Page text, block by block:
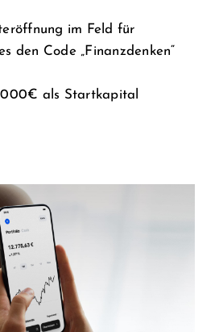
im Feld für
den Code „Finanzdenken“
als Startkapital